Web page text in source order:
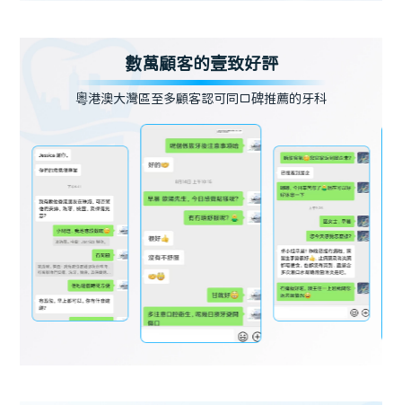
數萬顧客的壹致好評
粵港澳大灣區至多顧客認可同口碑推薦的牙科